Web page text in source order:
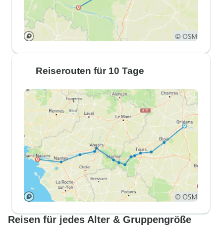
Reiserouten für 10 Tage
Reisen für jedes Alter & Gruppengröße